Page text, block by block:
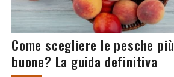
Come scegliere le pesche più
buone? La guida definitiva